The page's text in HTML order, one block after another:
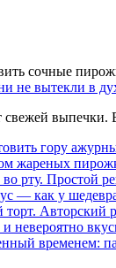
не вытекли в
свежей
гору
жареных
рту. Простой
— как у
Авторский
невероятно
временем: